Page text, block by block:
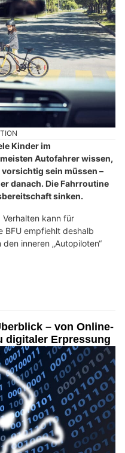
Kinder im
Autofahrer wissen,
sein müssen –
danach. Die Fahrroutine
sinken.
Verhalten kann für
BFU empfiehlt deshalb
inneren „Autopiloten“
– von Online-
digitaler Erpressung